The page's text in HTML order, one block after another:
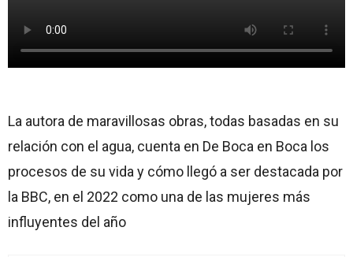
La autora de maravillosas obras, todas basadas en su
relación con el agua, cuenta en De Boca en Boca los
procesos de su vida y cómo llegó a ser destacada por
la BBC, en el 2022 como una de las mujeres más
influyentes del año